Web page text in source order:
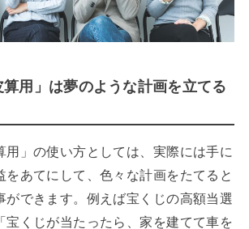
算用」は夢のような計画を立てる
用」の使い方としては、実際には手に
をあてにして、色々な計画をたてると
ができます。例えば宝くじの高額当選
宝くじが当たったら、家を建てて車を